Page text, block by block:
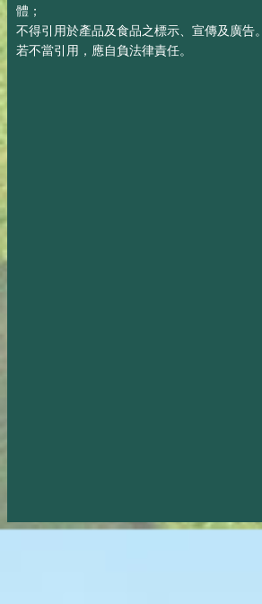
體；
不得引用於產品及食品之標示、宣傳及廣告。
若不當引用，應自負法律責任。